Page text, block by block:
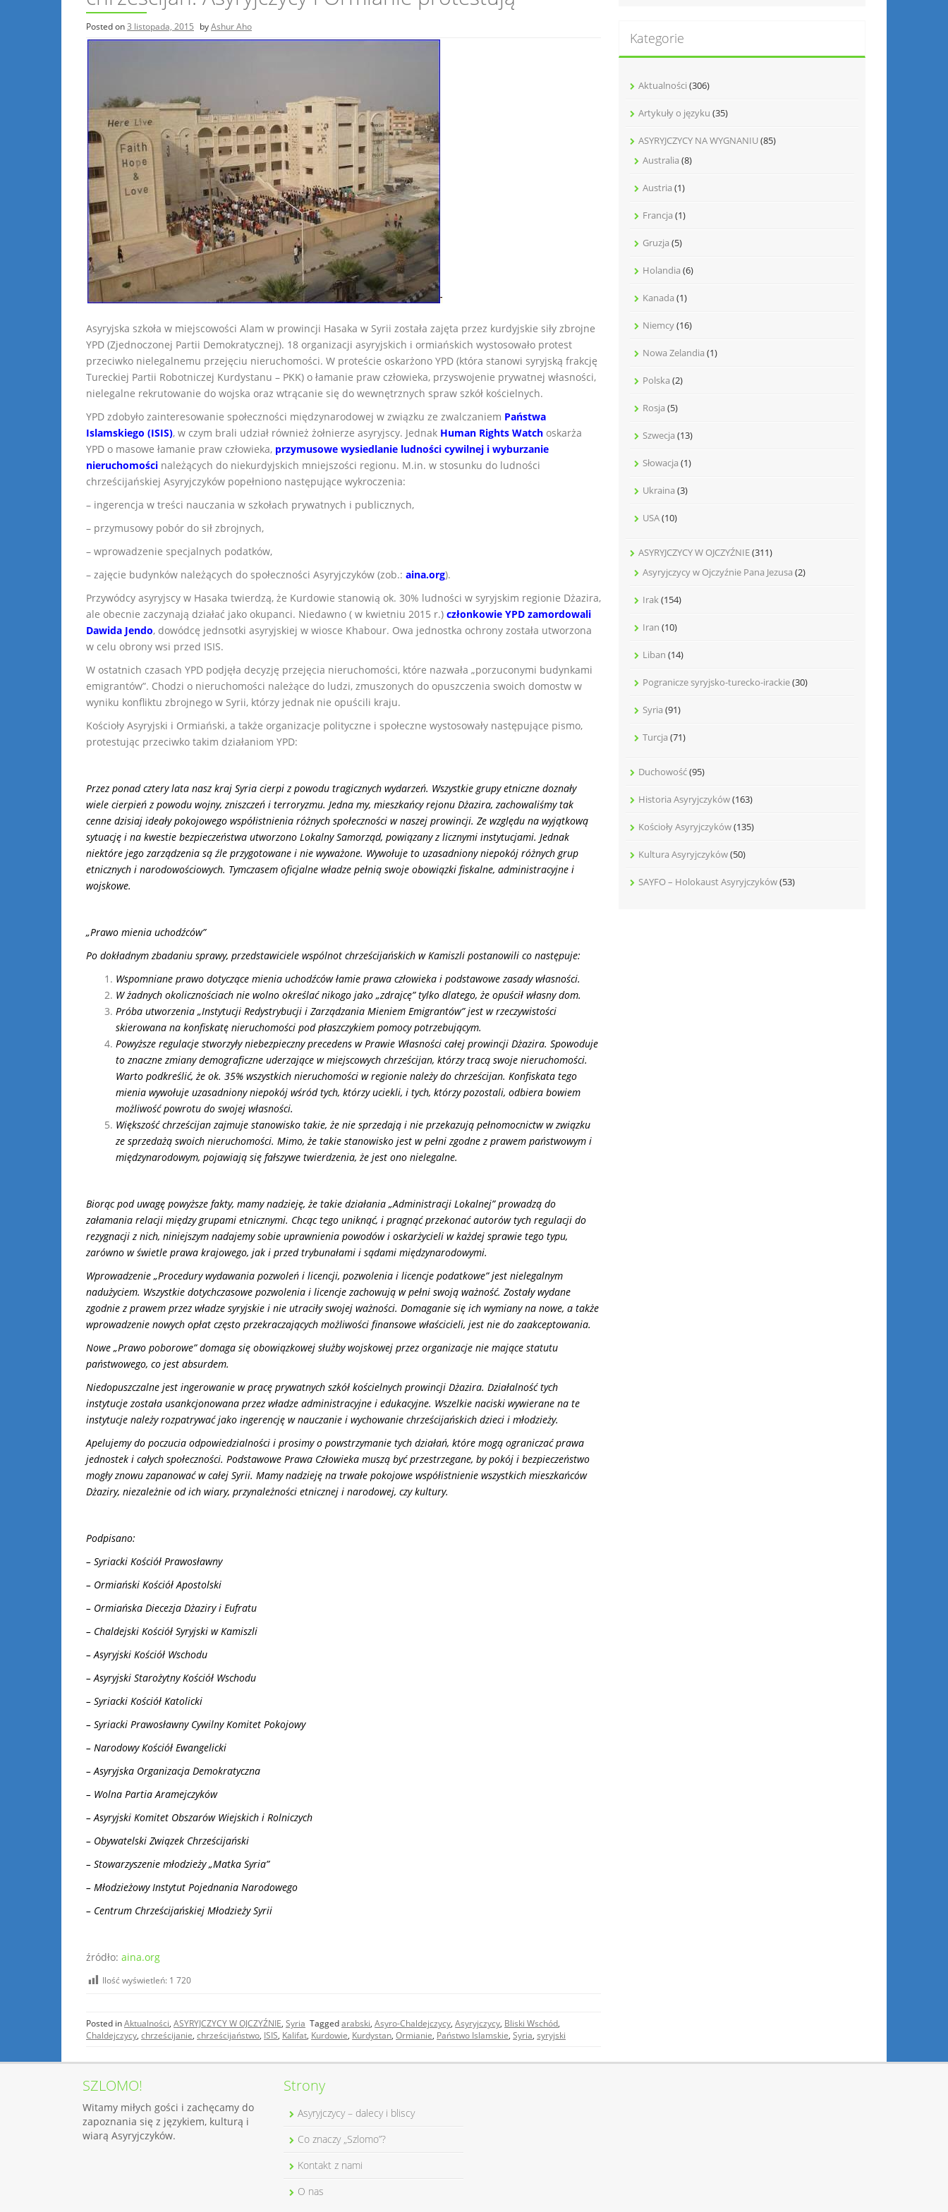
Posted on3 listopada, 2015 byAshur Aho
Asyryjska szkoła w miejscowości Alam w prowincji Hasaka w Syrii została zajęta przez kurdyjskie siły zbrojne
YPD (Zjednoczonej Partii Demokratycznej). 18 organizacji asyryjskich i ormiańskich wystosowało protest
przeciwko nielegalnemu przejęciu nieruchomości. W proteście oskarżono YPD (która stanowi syryjską frakcję
Tureckiej Partii Robotniczej Kurdystanu – PKK) o łamanie praw człowieka, przyswojenie prywatnej własności,
nielegalne rekrutowanie do wojska oraz wtrącanie się do wewnętrznych spraw szkół kościelnych.
YPD zdobyło zainteresowanie społeczności międzynarodowej w związku ze zwalczaniem Państwa
Islamskiego (ISIS), w czym brali udział również żołnierze asyryjscy. Jednak Human Rights Watch oskarża
YPD o masowe łamanie praw człowieka, przymusowe wysiedlanie ludności cywilnej i wyburzanie
nieruchomości należących do niekurdyjskich mniejszości regionu. M.in. w stosunku do ludności
chrześcijańskiej Asyryjczyków popełniono następujące wykroczenia:
– ingerencja w treści nauczania w szkołach prywatnych i publicznych,
– przymusowy pobór do sił zbrojnych,
– wprowadzenie specjalnych podatków,
– zajęcie budynków należących do społeczności Asyryjczyków (zob.: aina.org).
Przywódcy asyryjscy w Hasaka twierdzą, że Kurdowie stanowią ok. 30% ludności w syryjskim regionie Dżazira,
ale obecnie zaczynają działać jako okupanci. Niedawno ( w kwietniu 2015 r.) członkowie YPD zamordowali
Dawida Jendo, dowódcę jednsotki asyryjskiej w wiosce Khabour. Owa jednostka ochrony została utworzona
w celu obrony wsi przed ISIS.
W ostatnich czasach YPD podjęła decyzję przejęcia nieruchomości, które nazwała „porzuconymi budynkami
emigrantów”. Chodzi o nieruchomości należące do ludzi, zmuszonych do opuszczenia swoich domostw w
wyniku konfliktu zbrojnego w Syrii, którzy jednak nie opuścili kraju.
Kościoły Asyryjski i Ormiański, a także organizacje polityczne i społeczne wystosowały następujące pismo,
protestując przeciwko takim działaniom YPD:
Przez ponad cztery lata nasz kraj Syria cierpi z powodu tragicznych wydarzeń. Wszystkie grupy etniczne doznały
wiele cierpień z powodu wojny, zniszczeń i terroryzmu. Jedna my, mieszkańcy rejonu Dżazira, zachowaliśmy tak
cenne dzisiaj ideały pokojowego współistnienia różnych społeczności w naszej prowincji. Ze względu na wyjątkową
sytuację i na kwestie bezpieczeństwa utworzono Lokalny Samorząd, powiązany z licznymi instytucjami. Jednak
niektóre jego zarządzenia są źle przygotowane i nie wyważone. Wywołuje to uzasadniony niepokój różnych grup
etnicznych i narodowościowych. Tymczasem oficjalne władze pełnią swoje obowiązki fiskalne, administracyjne i
wojskowe.
„Prawo mienia uchodźców”
Po dokładnym zbadaniu sprawy, przedstawiciele wspólnot chrześcijańskich w Kamiszli postanowili co następuje:
Wspomniane prawo dotyczące mienia uchodźców łamie prawa człowieka i podstawowe zasady własności.
W żadnych okolicznościach nie wolno określać nikogo jako „zdrajcę” tylko dlatego, że opuścił własny dom.
Próba utworzenia „Instytucji Redystrybucji i Zarządzania Mieniem Emigrantów” jest w rzeczywistości
skierowana na konfiskatę nieruchomości pod płaszczykiem pomocy potrzebującym.
Powyższe regulacje stworzyły niebezpieczny precedens w Prawie Własności całej prowincji Dżazira. Spowoduje
to znaczne zmiany demograficzne uderzające w miejscowych chrześcijan, którzy tracą swoje nieruchomości.
Warto podkreślić, że ok. 35% wszystkich nieruchomości w regionie należy do chrześcijan. Konfiskata tego
mienia wywołuje uzasadniony niepokój wśród tych, którzy uciekli, i tych, którzy pozostali, odbiera bowiem
możliwość powrotu do swojej własności.
Większość chrześcijan zajmuje stanowisko takie, że nie sprzedają i nie przekazują pełnomocnictw w związku
ze sprzedażą swoich nieruchomości. Mimo, że takie stanowisko jest w pełni zgodne z prawem państwowym i
międzynarodowym, pojawiają się fałszywe twierdzenia, że jest ono nielegalne.
Biorąc pod uwagę powyższe fakty, mamy nadzieję, że takie działania „Administracji Lokalnej” prowadzą do
załamania relacji między grupami etnicznymi. Chcąc tego uniknąć, i pragnąć przekonać autorów tych regulacji do
rezygnacji z nich, niniejszym nadajemy sobie uprawnienia powodów i oskarżycieli w każdej sprawie tego typu,
zarówno w świetle prawa krajowego, jak i przed trybunałami i sądami międzynarodowymi.
Wprowadzenie „Procedury wydawania pozwoleń i licencji, pozwolenia i licencje podatkowe” jest nielegalnym
nadużyciem. Wszystkie dotychczasowe pozwolenia i licencje zachowują w pełni swoją ważność. Zostały wydane
zgodnie z prawem przez władze syryjskie i nie utraciły swojej ważności. Domaganie się ich wymiany na nowe, a także
wprowadzenie nowych opłat często przekraczających możliwości finansowe właścicieli, jest nie do zaakceptowania.
Nowe „Prawo poborowe” domaga się obowiązkowej służby wojskowej przez organizacje nie mające statutu
państwowego, co jest absurdem.
Niedopuszczalne jest ingerowanie w pracę prywatnych szkół kościelnych prowincji Dżazira. Działalność tych
instytucje została usankcjonowana przez władze administracyjne i edukacyjne. Wszelkie naciski wywierane na te
instytucje należy rozpatrywać jako ingerencję w nauczanie i wychowanie chrześcijańskich dzieci i młodzieży.
Apelujemy do poczucia odpowiedzialności i prosimy o powstrzymanie tych działań, które mogą ograniczać prawa
jednostek i całych społeczności. Podstawowe Prawa Człowieka muszą być przestrzegane, by pokój i bezpieczeństwo
mogły znowu zapanować w całej Syrii. Mamy nadzieję na trwałe pokojowe współistnienie wszystkich mieszkańców
Dżaziry, niezależnie od ich wiary, przynależności etnicznej i narodowej, czy kultury.
Podpisano:
– Syriacki Kościół Prawosławny
– Ormiański Kościół Apostolski
– Ormiańska Diecezja Dżaziry i Eufratu
– Chaldejski Kościół Syryjski w Kamiszli
– Asyryjski Kościół Wschodu
– Asyryjski Starożytny Kościół Wschodu
– Syriacki Kościół Katolicki
– Syriacki Prawosławny Cywilny Komitet Pokojowy
– Narodowy Kościół Ewangelicki
– Asyryjska Organizacja Demokratyczna
– Wolna Partia Aramejczyków
– Asyryjski Komitet Obszarów Wiejskich i Rolniczych
– Obywatelski Związek Chrześcijański
– Stowarzyszenie młodzieży „Matka Syria”
– Młodzieżowy Instytut Pojednania Narodowego
– Centrum Chrześcijańskiej Młodzieży Syrii
źródło: aina.org
Ilość wyświetleń: 1 720
Posted inAktualności, ASYRYJCZYCY W OJCZYŹNIE, Syria Taggedarabski, Asyro-Chaldejczycy, Asyryjczycy, Bliski Wschód,
Chaldejczycy, chrześcijanie, chrześcijaństwo, ISIS, Kalifat, Kurdowie, Kurdystan, Ormianie, Państwo Islamskie, Syria, syryjski
Kategorie
Aktualności (306)
Artykuły o języku (35)
ASYRYJCZYCY NA WYGNANIU(85)
Australia (8)
Austria (1)
Francja (1)
Gruzja (5)
Holandia (6)
Kanada (1)
Niemcy(16)
Nowa Zelandia (1)
Polska (2)
Rosja (5)
Szwecja (13)
Słowacja (1)
Ukraina (3)
USA(10)
ASYRYJCZYCY W OJCZYŹNIE(311)
Asyryjczycy w Ojczyźnie Pana Jezusa (2)
Irak(154)
Iran (10)
Liban (14)
Pogranicze syryjsko-turecko-irackie(30)
Syria (91)
Turcja (71)
Duchowość(95)
Historia Asyryjczyków(163)
Kościoły Asyryjczyków(135)
Kultura Asyryjczyków(50)
SAYFO – Holokaust Asyryjczyków(53)
SZLOMO!
Witamy miłych gości i zachęcamy do
zapoznania się z językiem, kulturą i
wiarą Asyryjczyków.
Strony
Asyryjczycy – dalecy i bliscy
Co znaczy „Szlomo”?
Kontakt z nami
O nas